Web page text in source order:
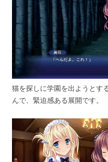
猫を探しに学園を出ようとす
んで、緊迫感ある展開です。